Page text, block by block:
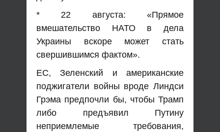
* 22 августа: «Прямое
вмешательство НАТО в дела
Украины вскоре может стать
свершившимся фактом».
ЕС, Зеленский и американские
поджигатели войны вроде Линдси
Грэма предпочли бы, чтобы Трамп
либо предъявил Путину
неприемлемые требования,